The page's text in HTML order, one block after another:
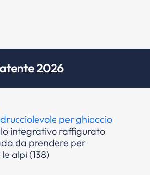
2026
per ghiaccio
integrativo raffigurato
da prendere per
alpi (138)